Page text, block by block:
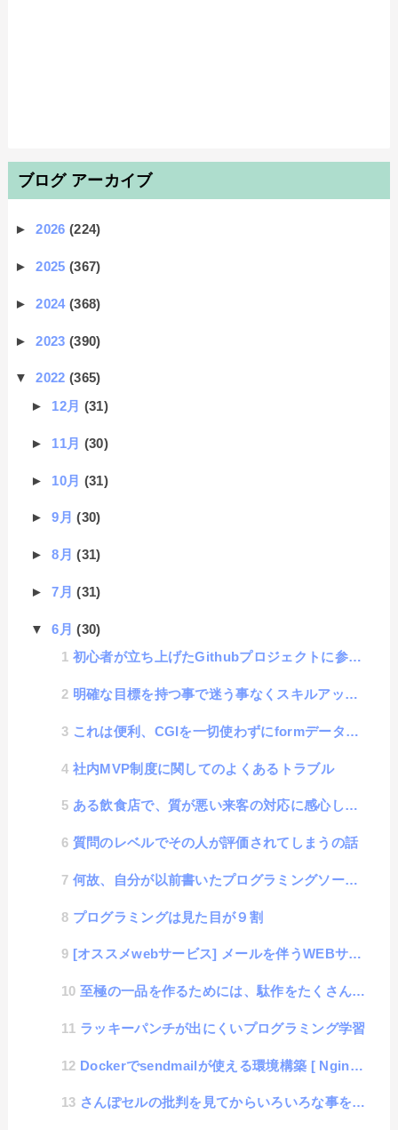
ブログ アーカイブ
►2026(224)
►2025(367)
►2024(368)
►2023(390)
▼2022(365)
► 12月 (31)
► 11月 (30)
► 10月 (31)
►9月(30)
►8月(31)
►7月(31)
▼6月(30)
初心者が立ち上げたGithubプロジェクトに参加した話
明確な目標を持つ事で迷う事なくスキルアップできるという話
これは便利、CGIを一切使わずにformデータが収集できる、Google form活用方法
社内MVP制度に関してのよくあるトラブル
ある飲食店で、質が悪い来客の対応に感心した話
質問のレベルでその人が評価されてしまうの話
何故、自分が以前書いたプログラミングソースが稚拙に見えてしまうのか？
プログラミングは見た目が９割
[オススメwebサービス] メールを伴うWEBサービスやアプリを開発するときはMailtrapが便利
至極の一品を作るためには、駄作をたくさん作る必要がある話
ラッキーパンチが出にくいプログラミング学習
Dockerでsendmailが使える環境構築 [ Nginx-alphine + PHP-alph...
さんぽセルの批判を見てからいろいろな事を思い出した話